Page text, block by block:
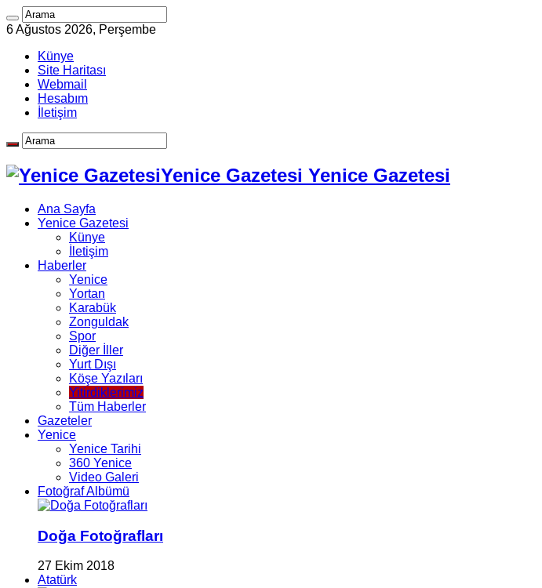
6 Ağustos 2026, Perşembe
Künye
Site Haritası
Webmail
Hesabım
İletişim
Yenice Gazetesi Yenice Gazetesi
Ana Sayfa
Yenice Gazetesi
Künye
İletişim
Haberler
Yenice
Yortan
Karabük
Zonguldak
Spor
Diğer İller
Yurt Dışı
Köşe Yazıları
Yitirdiklerimiz
Tüm Haberler
Gazeteler
Yenice
Yenice Tarihi
360 Yenice
Video Galeri
Fotoğraf Albümü
Doğa Fotoğrafları
27 Ekim 2018
Atatürk